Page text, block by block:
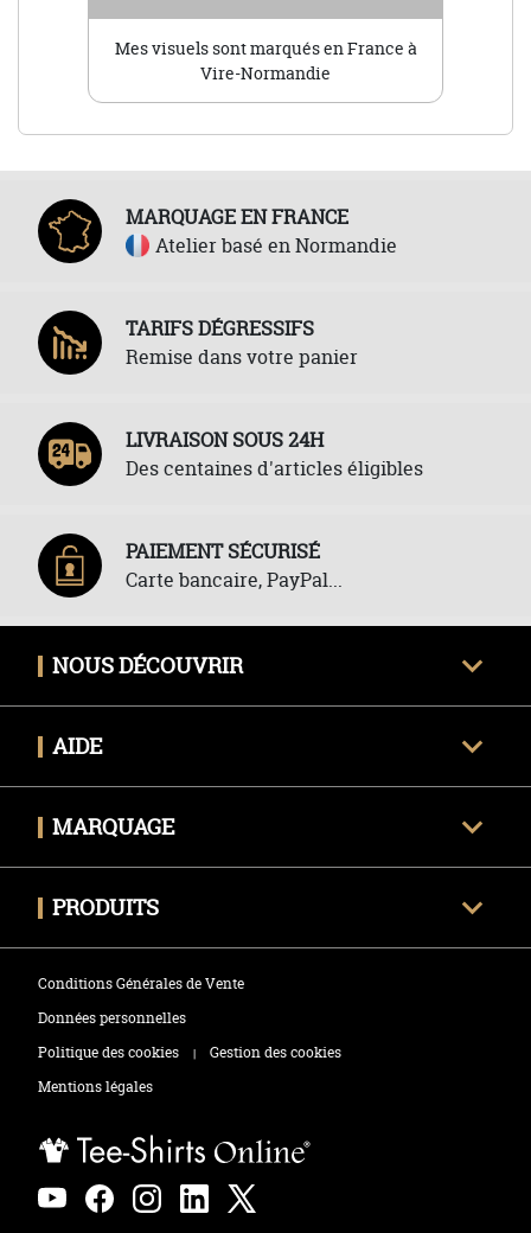
Mes visuels sont marqués en France à
Vire-Normandie
MARQUAGE EN FRANCE
Atelier basé en Normandie
TARIFS DÉGRESSIFS
Remise dans votre panier
LIVRAISON SOUS 24H
Des centaines d'articles éligibles
PAIEMENT SÉCURISÉ
Carte bancaire, PayPal...
NOUS DÉCOUVRIR
Nous contacter
AIDE
Politique des retours
MARQUAGE
Zones de marquage
PRODUITS
Polos
Sweats
Conditions Générales de Vente
Données personnelles
Politique des cookies
|
Gestion des cookies
Mentions légales